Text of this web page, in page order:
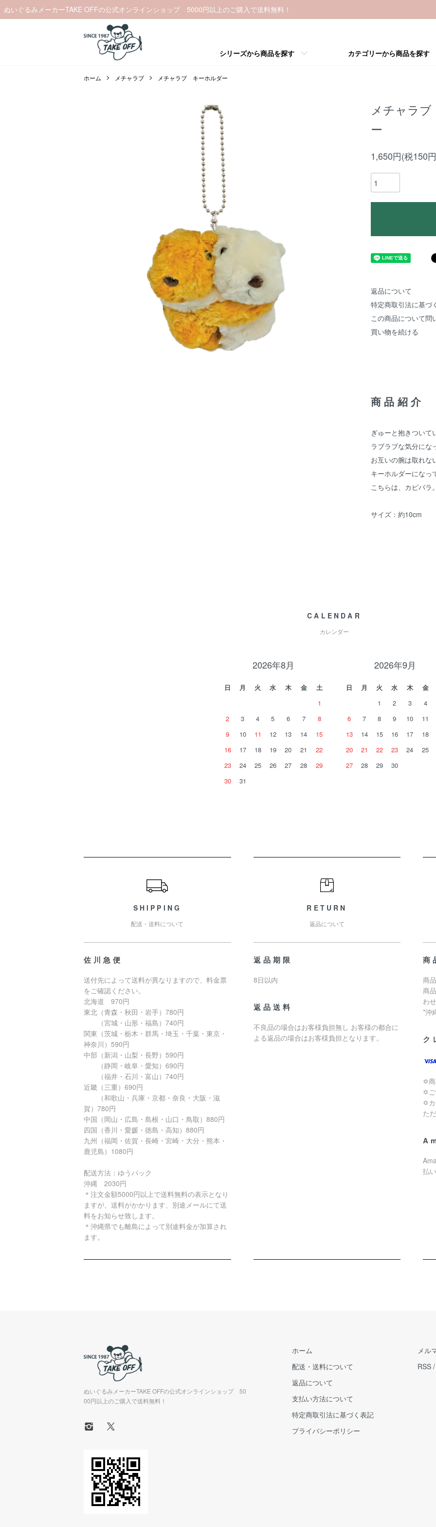
ぬいぐるみメーカーTAKE OFFの公式オンラインショップ 5000円以上のご購入で送料無料！
シリーズから商品を探す カテゴリーから商品を探す
ホーム メチャラブ メチャラブ キーホルダー
メチャラ
ー
1,650円(税150
返品について
特定商取引法に基づ
この商品について問
買い物を続ける
商品紹介
ぎゅーと抱きついて
ラブラブな気分にな
お互いの腕は取れな
キーホルダーになっ
こちらは、カピバラ
サイズ：約10cm
CALENDAR
カレンダー
2026年8月
日 月 火 水 木 金
土
1
2
3 4 5 6 7
8
9
10 11 12 13 14
15
16
17 18 19 20 21
22
23
24 25 26 27 28
29
30
31
2026年9月
日 月 火 水 木 金
1
2 3 4
6
7 8 9 10 11
13
14 15 16 17 18
20
21 22 23 24 25
27
28 29 30
SHIPPING
配送・送料について
佐川急便
送付先によって送料が異なりますので、料金票
をご確認ください。
北海道 970円
東北（青森・秋田・岩手）780円
（宮城・山形・福島）740円
関東（茨城・栃木・群馬・埼玉・千葉・東京・
神奈川）590円
中部（新潟・山梨・長野）590円
（静岡・岐阜・愛知）690円
（福井・石川・富山）740円
近畿（三重）690円
（和歌山・兵庫・京都・奈良・大阪・滋
賀）780円
中国（岡山・広島・島根・山口・鳥取）880円
四国（香川・愛媛・徳島・高知）880円
九州（福岡・佐賀・長崎・宮崎・大分・熊本・
鹿児島）1080円
配送方法：ゆうパック
沖縄 2030円
＊注文金額5000円以上で送料無料の表示となり
ますが、送料がかかります、別途メールにて送
料をお知らせ致します。
＊沖縄県でも離島によって別途料金が加算され
ます。
RETURN
返品について
返品期限
8日以内
返品送料
不良品の場合はお客様負担無し お客様の都合に
よる返品の場合はお客様負担となります。
商
商
商
わ
*沖
ク
✡商
✡ご
✡カ
た
払
ぬいぐるみメーカーTAKE OFFの公式オンラインショップ 50
00円以上のご購入で送料無料！
ホーム
配送・送料について
返品について
支払い方法について
特定商取引法に基づく表記
プライバシーポリシー
メル
RSS /